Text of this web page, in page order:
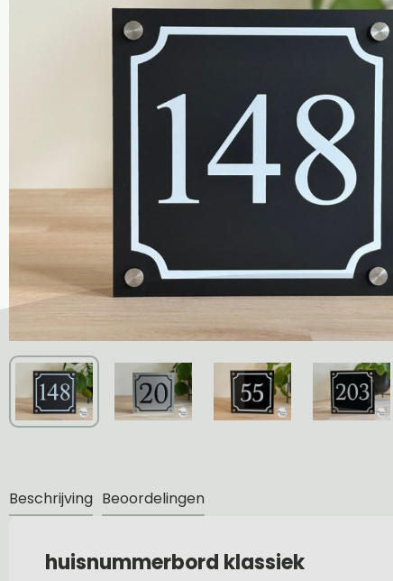
Beschrijving Beoordelingen
huisnummerbord klassiek